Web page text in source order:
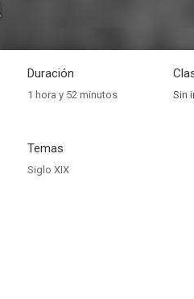
Duración
1 hora y 52 minutos Sin
Temas
Siglo XIX